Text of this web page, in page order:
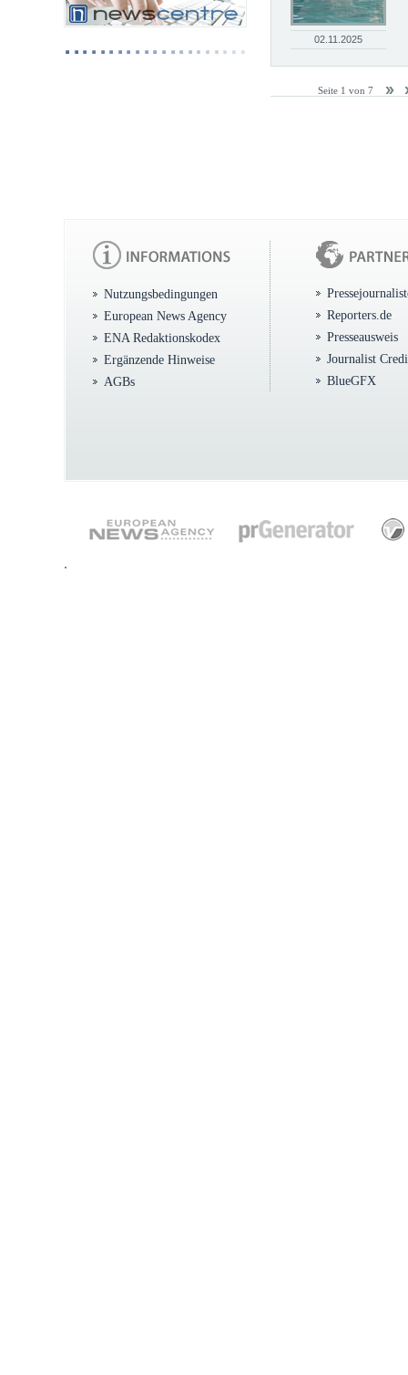
02.11.2025
Seite 1 von 7
Nutzungsbedingungen
European News Agency
ENA Redaktionskodex
Ergänzende Hinweise
AGBs
Reporters.de
Presseausweis
Journalist
BlueGFX
.